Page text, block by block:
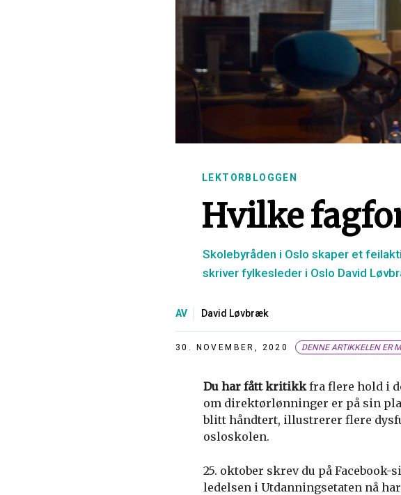
LEKTORBLOGGEN
Hvilke
Skolebyråden i Oslo skaper et
skriver fylkesleder i Oslo David
AV David Løvbræk
30. NOVEMBER, 2020 DENNE ARTIKKELEN ER
Du har fått kritikkfra flere hold i
om direktørlønninger er på sin
blitt håndtert, illustrerer flere
osloskolen.
25. oktober skrev du på
ledelsen i Utdanningsetaten nå